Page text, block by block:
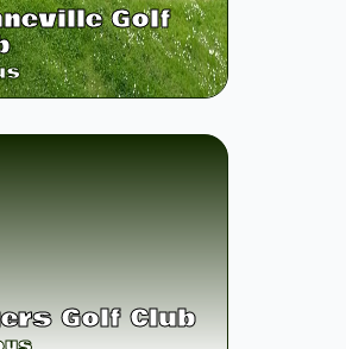
Golf
Golf Club